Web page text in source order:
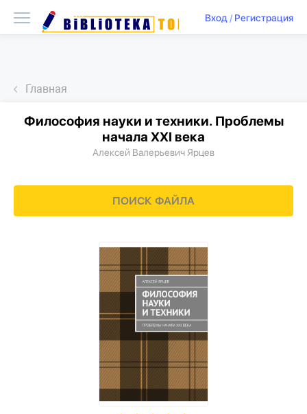
Вход/ Регистрация
Главная
Философия науки и техники. Проблемы
начала XXI века
Алексей Валерьевич Ярцев
ПОИСК ФАЙЛА